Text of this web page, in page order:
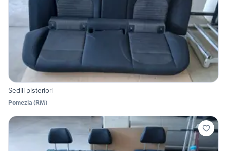
Sedili pisteriori
Pomezia (RM)